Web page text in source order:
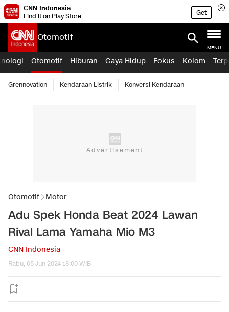
CNN Indonesia
Find it on Play Store
Get
Otomotif
MENU
Otomotif Hiburan Gaya Hidup Fokus Kolom
Grennovation Kendaraan Listrik Konversi Kendaraan
Otomotif Motor
Adu Spek Honda Beat 2024 Lawan
Rival Lama Yamaha Mio M3
CNN Indonesia
Rabu, 05 Jun 2024 18:00 WIB